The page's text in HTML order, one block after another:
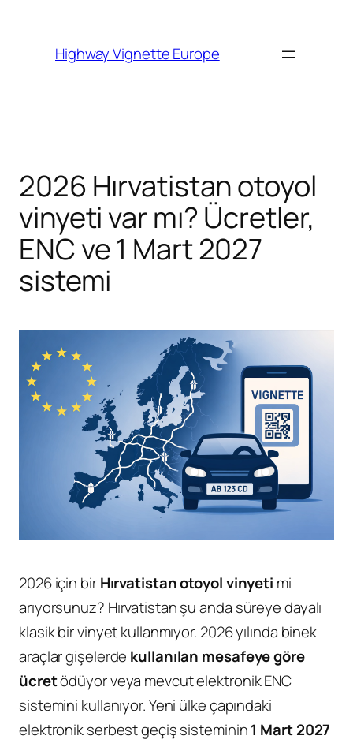
Highway Vignette Europe
2026 Hırvatistan otoyol
vinyeti var mı? Ücretler,
ENC ve 1 Mart 2027
sistemi
2026 için birHırvatistan otoyol vinyeti mi
arıyorsunuz? Hırvatistan şu anda süreye dayalı
klasik bir vinyet kullanmıyor. 2026 yılında binek
araçlar gişelerde kullanılan mesafeye göre
ücretödüyor veya mevcut elektronik ENC
sistemini kullanıyor. Yeni ülke çapındaki
elektronik serbest geçiş sisteminin1 Mart 2027